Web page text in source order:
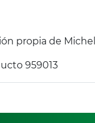
propia de
959013